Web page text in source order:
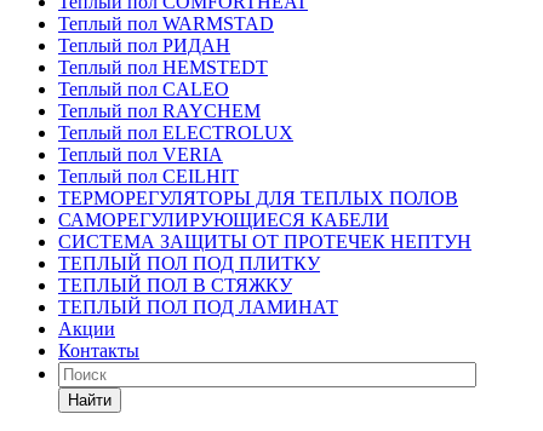
Теплый пол WARMSTAD
Теплый пол РИДАН
Теплый пол HEMSTEDT
Теплый пол CALEO
Теплый пол RAYCHEM
Теплый пол ELECTROLUX
Теплый пол VERIA
Теплый пол CEILHIT
ТЕРМОРЕГУЛЯТОРЫ ДЛЯ ТЕПЛЫХ ПОЛОВ
САМОРЕГУЛИРУЮЩИЕСЯ КАБЕЛИ
СИСТЕМА ЗАЩИТЫ ОТ ПРОТЕЧЕК НЕПТУН
ТЕПЛЫЙ ПОЛ ПОД ПЛИТКУ
ТЕПЛЫЙ ПОЛ В СТЯЖКУ
ТЕПЛЫЙ ПОЛ ПОД ЛАМИНАТ
Акции
Контакты
Найти